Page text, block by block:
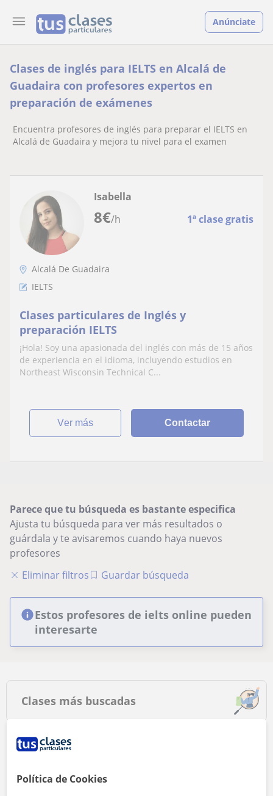
Anúnciate
Clases de inglés para IELTS en Alcalá de
Guadaira con profesores expertos en
preparación de exámenes
Encuentra profesores de inglés para preparar el IELTS en
Alcalá de Guadaira y mejora tu nivel para el examen
8€/h 1ª clase gratis
Isabella
Alcalá De Guadaira
IELTS
Clases particulares de Inglés y
preparación IELTS
¡Hola! Soy una apasionada del inglés con más de 15 años
de experiencia en el idioma, incluyendo estudios en
Northeast Wisconsin Technical C...
ver más Contactar
Parece que tu búsqueda es bastante especifica
Ajusta tu búsqueda para ver más resultados o
guárdala y te avisaremos cuando haya nuevos
profesores
Eliminar filtros
Guardar búsqueda
Estos profesores de ielts online pueden
interesarte
Clases más buscadas
Apoyo escolar
Clases de Inglés
Política de Cookies